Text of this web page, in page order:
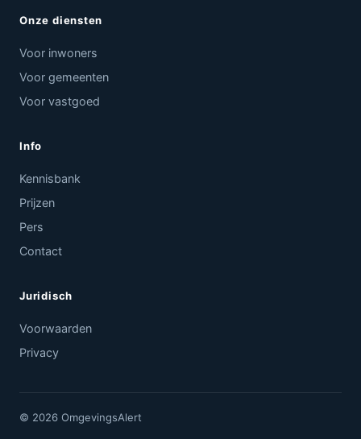
Onze diensten
Voor inwoners
Voor gemeenten
Voor vastgoed
Info
Kennisbank
Prijzen
Pers
Contact
Juridisch
Voorwaarden
Privacy
© 2026 OmgevingsAlert